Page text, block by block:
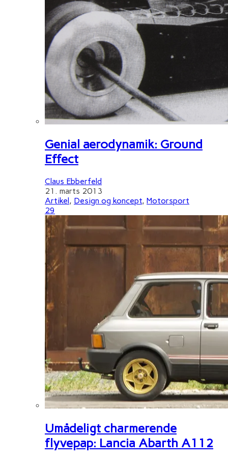
Genial aerodynamik: Ground
Effect
Claus Ebberfeld
21. marts 2013
Artikel, Design og koncept, Motorsport
29
Umådeligt charmerende
flyvepap: Lancia Abarth A112